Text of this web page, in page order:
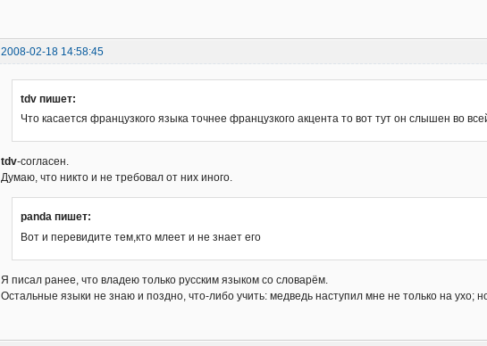
2008-02-18 14:58:45
tdv пишет:
Что касается французкого языка точнее французкого акцента то вот тут он слышен во
tdv-согласен.
Думаю, что никто и не требовал от них иного.
panda пишет:
Вот и перевидите тем,кто млеет и не знает его
Я писал ранее, что владею только русским языком со словарём.
Остальные языки не знаю и поздно, что-либо учить: медведь наступил мне не только на ухо;